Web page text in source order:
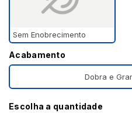
Sem Enobrecimento
Acabamento
Dobra e
Escolha a quantidade